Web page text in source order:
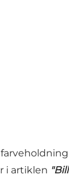
i artiklen